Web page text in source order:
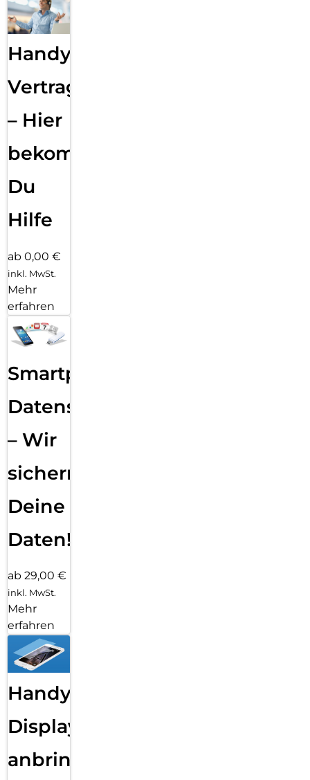
Handy
Vertragsabwicklung
– Hier
bekommst
Du
Hilfe
ab 0,00 €
inkl. MwSt.
Mehr
erfahren
Smartphone
Datensicherung
– Wir
sichern
Deine
Daten!
ab 29,00 €
inkl. MwSt.
Mehr
erfahren
Handy
Displayfolie
anbringen